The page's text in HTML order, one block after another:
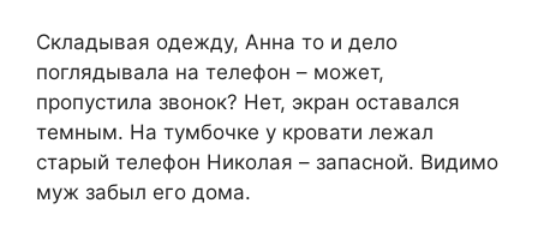
Складывая одежду, Анна то и дело
поглядывала на телефон – может,
пропустила звонок? Нет, экран оставался
темным. На тумбочке у кровати лежал
старый телефон Николая – запасной. Видимо
муж забыл его дома.